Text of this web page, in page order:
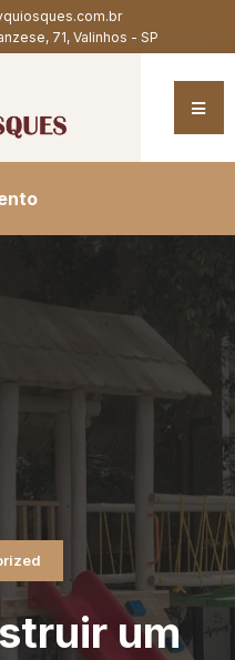
71, Valinhos - SP
um